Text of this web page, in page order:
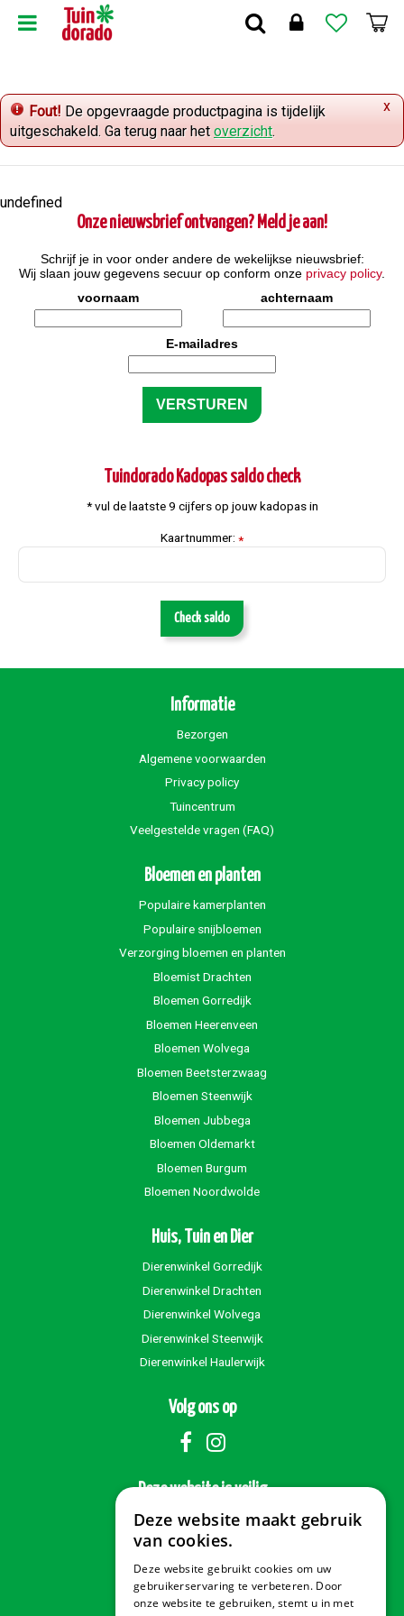
r
o
n
e
x
Fout! De opgevraagde productpagina is tijdelijk
uitgeschakeld. Ga terug naar hetoverzicht.
undefined
Onze nieuwsbrief ontvangen? Meld je aan!
Schrijf je in voor onder andere de wekelijkse nieuwsbrief:
Wij slaan jouw gegevens secuur op conform onze privacy policy.
voornaam
achternaam
E-mailadres
Tuindorado Kadopas saldo check
* vul de laatste 9 cijfers op jouw kadopas in
Kaartnummer: *
Check saldo
Informatie
Bezorgen
Algemene voorwaarden
Privacy policy
Tuincentrum
Veelgestelde vragen (FAQ)
Bloemen en planten
Populaire kamerplanten
Populaire snijbloemen
Verzorging bloemen en planten
Bloemist Drachten
Bloemen Gorredijk
Bloemen Heerenveen
Bloemen Wolvega
Bloemen Beetsterzwaag
Bloemen Steenwijk
Bloemen Jubbega
Bloemen Oldemarkt
Bloemen Burgum
Bloemen Noordwolde
Huis, Tuin en Dier
Dierenwinkel Gorredijk
Dierenwinkel Drachten
Dierenwinkel Wolvega
Dierenwinkel Steenwijk
Dierenwinkel Haulerwijk
Volg ons op
Deze website is veilig
Veilig betalen
Deze website maakt gebruik
van cookies.
Deze website gebruikt cookies om uw
gebruikerservaring te verbeteren. Door
onze website te gebruiken, stemt u in met